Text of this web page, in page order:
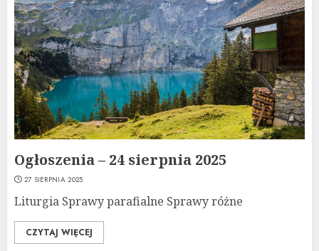
Ogłoszenia – 24 sierpnia 2025
27 SIERPNIA 2025
Liturgia Sprawy parafialne Sprawy różne
CZYTAJ WIĘCEJ